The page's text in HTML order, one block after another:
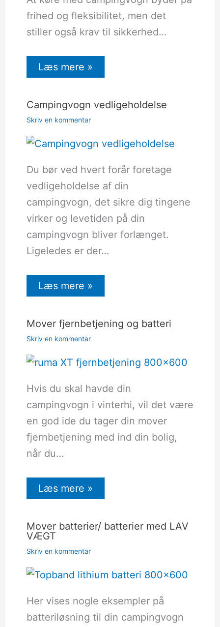
frihed og fleksibilitet, men det
stiller også krav til sikkerhed…
Læs mere »
Campingvogn vedligeholdelse
Skriv en kommentar
Du bør ved hvert forår foretage
vedligeholdelse af din
campingvogn, det sikre dig tingene
virker og levetiden på din
campingvogn bliver forlænget.
Ligeledes er der…
Læs mere »
Mover fjernbetjening og batteri
Skriv en kommentar
Hvis du skal havde din
campingvogn i vinterhi, vil det være
en god ide du tager din mover
fjernbetjening med ind din bolig,
når du…
Læs mere »
Mover batterier/ batterier med LAV
VÆGT
Skriv en kommentar
Her vises nogle eksempler på
batteriløsning til din campingvogn